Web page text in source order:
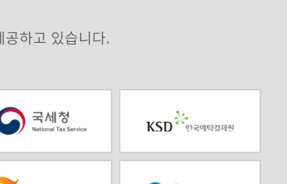
하고 있습니다.